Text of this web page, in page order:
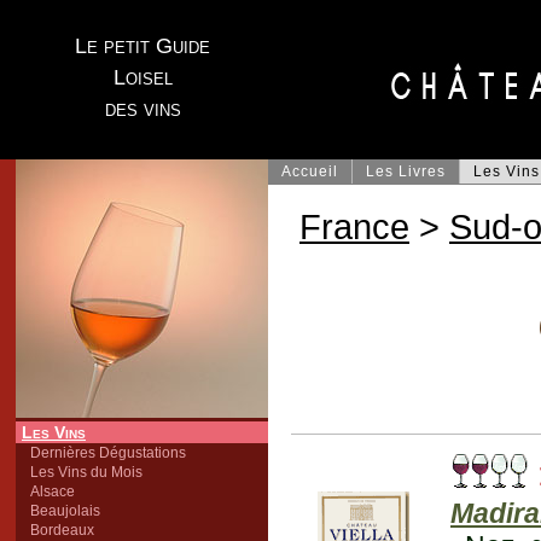
Le petit Guide
Loisel
des vins
Les Vins
Dernières Dégustations
Les Vins du Mois
Alsace
Beaujolais
Bordeaux
Accueil Les Livres Les Vins
France > Sud-